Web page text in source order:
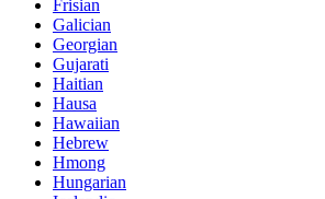
Frisian
Galician
Georgian
Gujarati
Haitian
Hausa
Hawaiian
Hebrew
Hmong
Hungarian